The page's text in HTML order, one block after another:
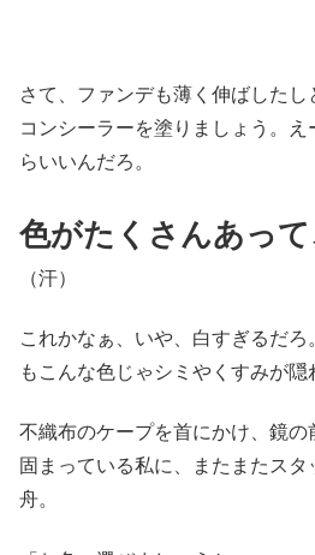
さて、ファンデも薄く伸ばした
コンシーラーを塗りましょう。
らいいんだろ。
色がたくさんあっ
（汗）
これかなぁ、いや、白すぎるだ
もこんな色じゃシミやくすみが隠
不織布のケープを首にかけ、鏡
固まっている私に、またまたス
舟。